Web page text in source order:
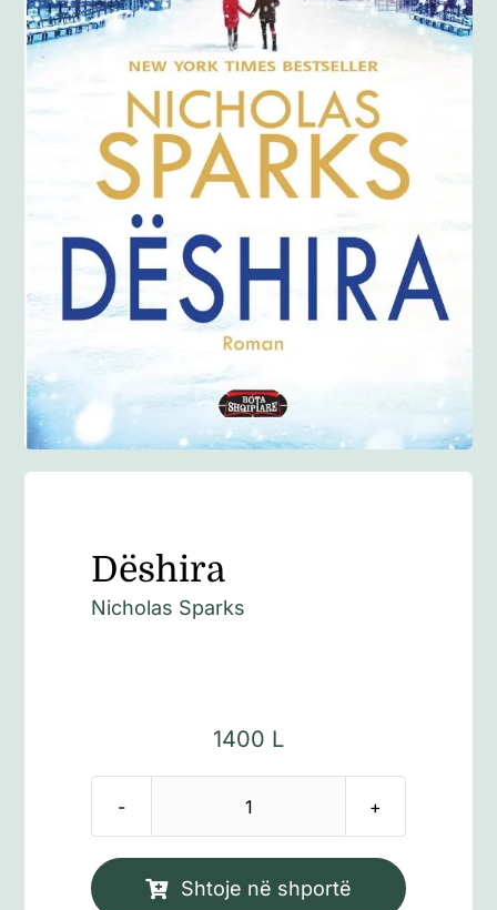
Anglisht
Ditarë
Evente
Blog
Dëshira
Nicholas Sparks
1400 L
Sasi
Shtoje në shportë